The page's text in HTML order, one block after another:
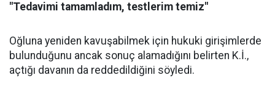
"Tedavimi tamamladım, testlerim temiz"
Oğluna yeniden kavuşabilmek için hukuki girişimlerde
bulunduğunu ancak sonuç alamadığını belirten K.İ.,
açtığı davanın da reddedildiğini söyledi.